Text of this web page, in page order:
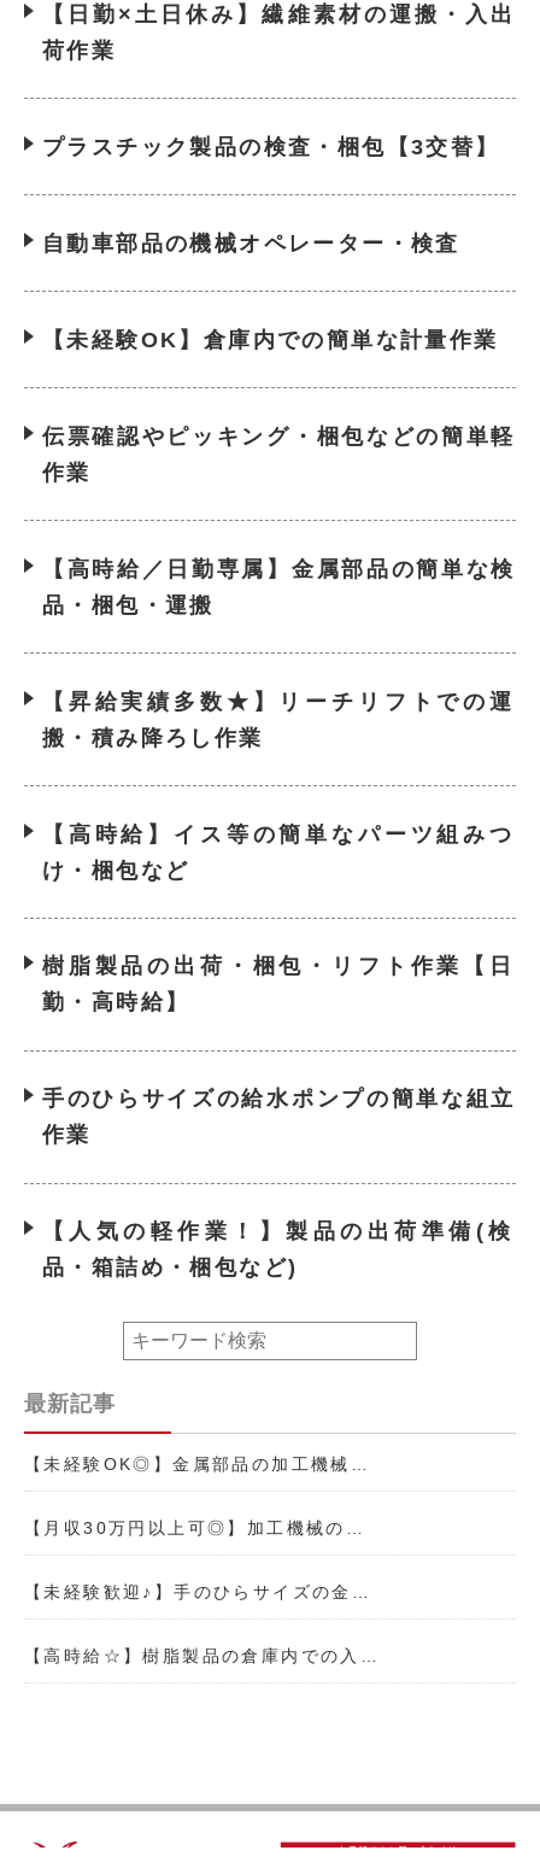
【日勤×土日休み】繊維素材の運搬・入出
荷作業
プラスチック製品の検査・梱包【3交替】
自動車部品の機械オペレーター・検査
【未経験OK】倉庫内での簡単な計量作業
伝票確認やピッキング・梱包などの簡単軽
作業
【高時給／日勤専属】金属部品の簡単な検
品・梱包・運搬
【昇給実績多数★】リーチリフトでの運
搬・積み降ろし作業
【高時給】イス等の簡単なパーツ組みつ
け・梱包など
樹脂製品の出荷・梱包・リフト作業【日
勤・高時給】
手のひらサイズの給水ポンプの簡単な組立
作業
【人気の軽作業！】製品の出荷準備(検
品・箱詰め・梱包など)
最新記事
【未経験OK◎】金属部品の加工機械…
【月収30万円以上可◎】加工機械の…
【未経験歓迎♪】手のひらサイズの金…
【高時給☆】樹脂製品の倉庫内での入…